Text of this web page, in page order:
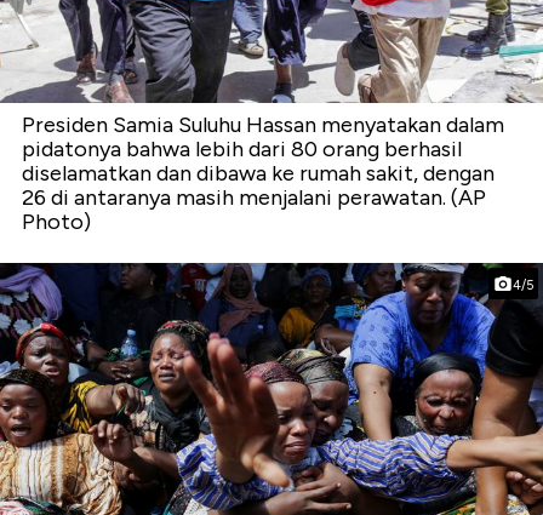
Presiden Samia Suluhu Hassan menyatakan dalam
pidatonya bahwa lebih dari 80 orang berhasil
diselamatkan dan dibawa ke rumah sakit, dengan
26 di antaranya masih menjalani perawatan. (AP
Photo)
4/5